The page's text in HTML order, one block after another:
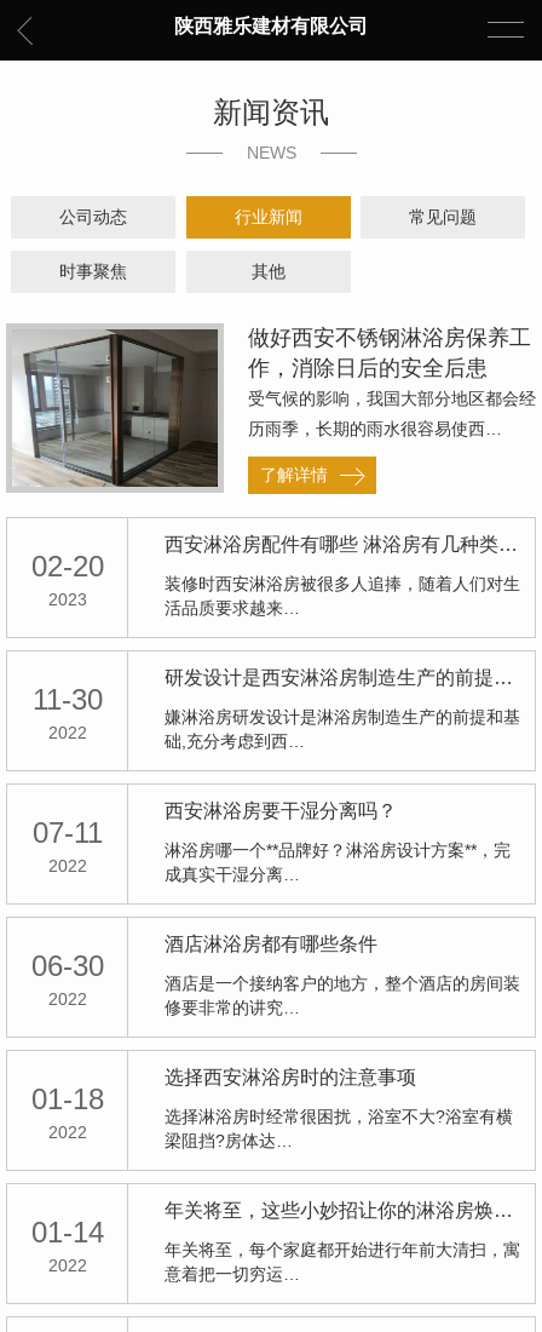
陕西雅乐建材有限公司
新闻资讯
NEWS
公司动态 行业新闻 常见问题
时事聚焦 其他
做好西安不锈钢淋浴房保养工
作，消除日后的安全后患
受气候的影响，我国大部分地区都会经
历雨季，长期的雨水很容易使西…
了解详情
02-20
2023
西安淋浴房配件有哪些 淋浴房有几种类型？
装修时西安淋浴房被很多人追捧，随着人们对生
活品质要求越来…
11-30
2022
研发设计是西安淋浴房制造生产的前提和基础
嫌淋浴房研发设计是淋浴房制造生产的前提和基
础,充分考虑到西…
07-11
2022
西安淋浴房要干湿分离吗？
淋浴房哪一个**品牌好？淋浴房设计方案**，完
成真实干湿分离…
06-30
2022
酒店淋浴房都有哪些条件
酒店是一个接纳客户的地方，整个酒店的房间装
修要非常的讲究…
01-18
2022
选择西安淋浴房时的注意事项
选择淋浴房时经常很困扰，浴室不大?浴室有横
梁阻挡?房体达…
01-14
2022
年关将至，这些小妙招让你的淋浴房焕然一新
年关将至，每个家庭都开始进行年前大清扫，寓
意着把一切穷运…